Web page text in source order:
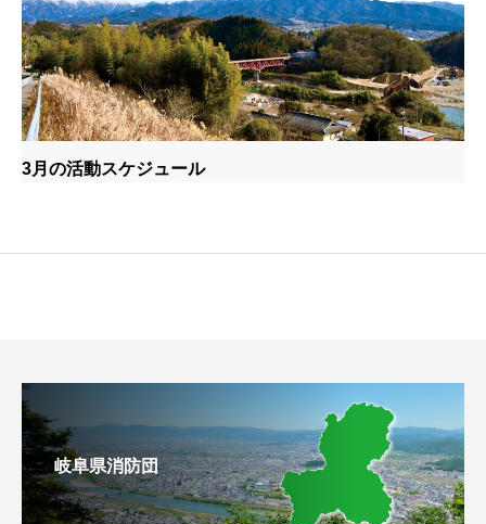
3月の活動スケジュール
岐阜県消防団